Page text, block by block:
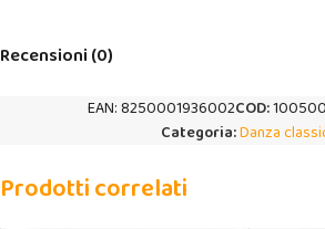
Recensioni (0)
EAN:8250001936002COD:
Categoria:Danza
Prodotti correlati